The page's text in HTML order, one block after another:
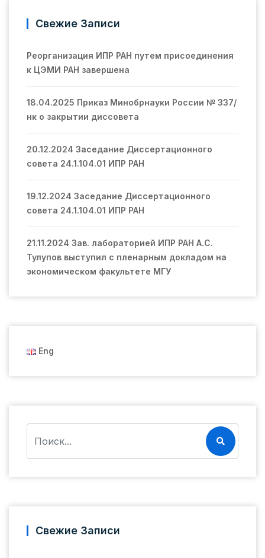
Свежие Записи
Реорганизация ИПР РАН путем присоединения
к ЦЭМИ РАН завершена
18.04.2025 Приказ Минобрнауки России № 337/
нк о закрытии диссовета
20.12.2024 Заседание Диссертационного
совета 24.1.104.01 ИПР РАН
19.12.2024 Заседание Диссертационного
совета 24.1.104.01 ИПР РАН
21.11.2024 Зав. лабораторией ИПР РАН А.С.
Тулупов выступил с пленарным докладом на
экономическом факультете МГУ
Eng
Свежие Записи